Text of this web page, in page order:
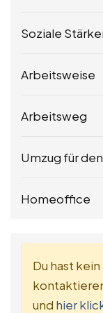
Soziale
Arbeitsweise
Arbeitsweg
Umzug für
Homeoffice
Du hast
und hier